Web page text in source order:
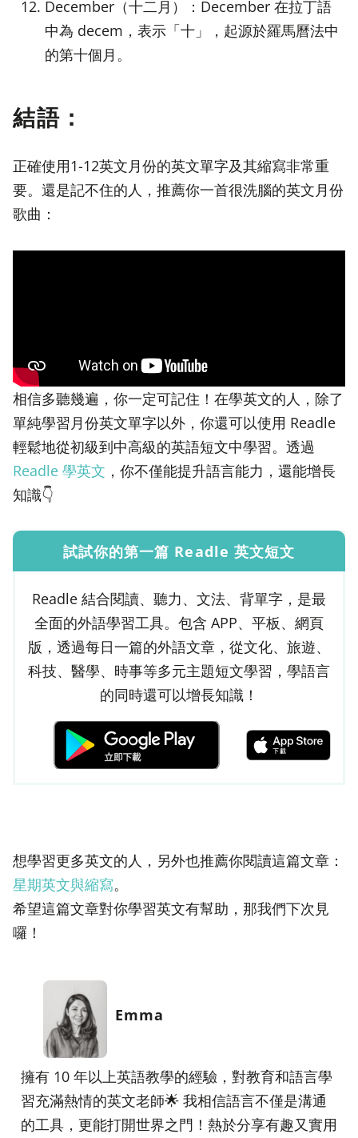
December（十二月）：December 在拉丁語
中為 decem，表示「十」，起源於羅馬曆法中
的第十個月。
結語：
正確使用1-12英文月份的英文單字及其縮寫非常重
要。還是記不住的人，推薦你一首很洗腦的英文月份
歌曲：
相信多聽幾遍，你一定可記住！在學英文的人，除了
單純學習月份英文單字以外，你還可以使用 Readle
輕鬆地從初級到中高級的英語短文中學習。透過
Readle 學英文 ，你不僅能提升語言能力，還能增長
知識👇
試試你的第一篇 Readle 英文短文
Readle 結合閱讀、聽力、文法、背單字，是最
全面的外語學習工具。包含 APP、平板、網頁
版，透過每日一篇的外語文章，從文化、旅遊、
科技、醫學、時事等多元主題短文學習，學語言
的同時還可以增長知識！
想學習更多英文的人，另外也推薦你閱讀這篇文章：
星期英文與縮寫。
希望這篇文章對你學習英文有幫助，那我們下次見
囉！
Emma
擁有 10 年以上英語教學的經驗，對教育和語言學
習充滿熱情的英文老師🌟 我相信語言不僅是溝通
的工具，更能打開世界之門！熱於分享有趣又實用